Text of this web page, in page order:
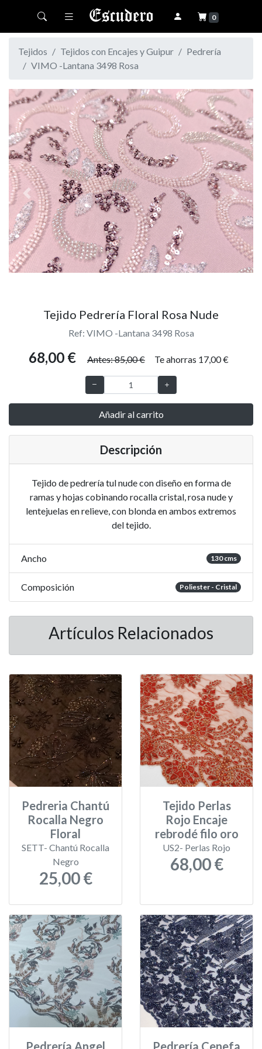
Toggle navigation 0
Tejidos Tejidos con Encajes y Guipur
Pedrería
VIMO -Lantana 3498 Rosa
Previous Next
Tejido Pedrería Floral Rosa Nude
Ref: VIMO -Lantana 3498 Rosa
68,00 € Antes: 85,00 € Te ahorras 17,00 €
Añadir al carrito
Descripción
Tejido de pedrería tul nude con diseño en forma de
ramas y hojas cobinando rocalla cristal, rosa nude y
lentejuelas en relieve, con blonda en ambos extremos
del tejido.
Ancho 130 cms
Composición Poliester - Cristal
Artículos Relacionados
Pedreria Chantú
Rocalla Negro
Floral
SETT- Chantú Rocalla
Negro
25,00 €
Tejido Perlas
Rojo Encaje
rebrodé filo oro
US2- Perlas Rojo
68,00 €
Pedrería Angel Pedrería Cenefa